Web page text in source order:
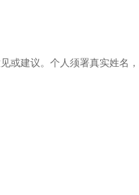
或建议。个人须署真实姓名